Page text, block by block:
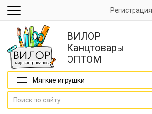
Регистрация
ВИЛОР
Канцтовары
ОПТОМ
Мягкие игрушки